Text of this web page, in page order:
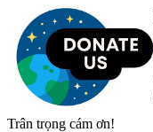
Trân trọng cám ơn!